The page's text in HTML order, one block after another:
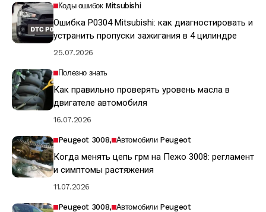
Коды ошибок Mitsubishi
Ошибка P0304 Mitsubishi: как диагностировать и
устранить пропуски зажигания в 4 цилиндре
25.07.2026
Полезно знать
Как правильно проверять уровень масла в
двигателе автомобиля
16.07.2026
Peugeot 3008 Автомобили Peugeot
Когда менять цепь грм на Пежо 3008: регламент
и симптомы растяжения
11.07.2026
Peugeot 3008 Автомобили Peugeot